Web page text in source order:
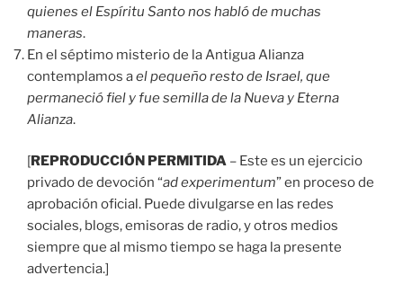
quienes el Espíritu Santo nos habló de muchas
maneras.
En el séptimo misterio de la Antigua Alianza
contemplamos ael pequeño resto de Israel, que
permaneció fiel y fue semilla de la Nueva y Eterna
Alianza.
[REPRODUCCIÓN PERMITIDA – Este es un ejercicio
privado de devoción “ad experimentum” en proceso de
aprobación oficial. Puede divulgarse en las redes
sociales, blogs, emisoras de radio, y otros medios
siempre que al mismo tiempo se haga la presente
advertencia.]